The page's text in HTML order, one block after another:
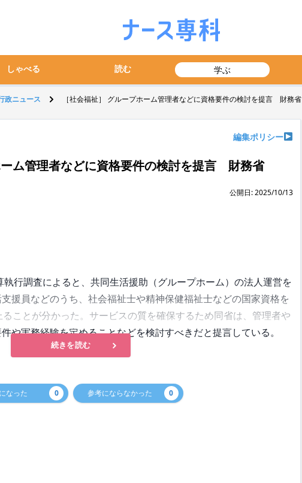
しゃべる 読む 学ぶ
政ニュース ［社会福祉］ グループホーム管理者などに資格要件の検討を提言 財務省
編集ポリシー
ーム管理者などに資格要件の検討を提言 財務省
公開日: 2025/10/13
行調査によると、共同生活援助（グループホーム）の法人運営を
援員などのうち、社会福祉士や精神保健福祉士などの国家資格を
ことが分かった。サービスの質を確保するため同省は、管理者や
や実務経験を定めることなどを検討すべきだと提言している。
続きを読む
なった 0 参考にならなかった 0